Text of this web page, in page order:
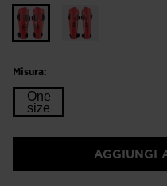
Misura:
One
size
AGGIUNGI